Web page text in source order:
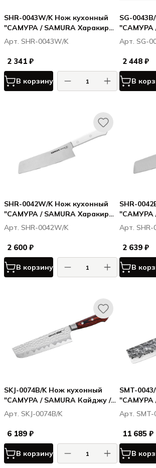
SHR-0043W/K Нож кухонный
"САМУРА / SAMURA Харакири /
Harakiri" накири 170 мм,
корроз.-стойкая сталь, ABS
пластик
Арт. SHR-0043W/K
2 341 ₽
В корзину
SG-
"САМУРА /
Golf
мм, AUS-8
Арт. SG-
2 448 ₽
В
SHR-0042W/K Нож кухонный
"САМУРА / SAMURA Харакири /
Harakiri" соврем. накири 174
мм, корроз.-стойкая сталь,
ABS пластик
Арт. SHR-0042W/K
2 600 ₽
В корзину
SHR-
"САМУРА /
Harakiri"
мм,
ABS
Арт. SHR-
2 639 ₽
В
SKJ-0074B/K Нож кухонный
"САМУРА / SAMURA Кайджу /
Kaiju" Накири 167 мм, AUS-8,
дерево, с больстером
Арт. SKJ-0074B/K
6 189 ₽
В корзину
SMT-
"САМУРА
10, 5 слоёв
Арт. SMT-
11 685 ₽
В